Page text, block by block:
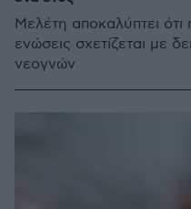
Μελέτη αποκαλύπτει
ενώσεις σχετίζεται με
νεογνών